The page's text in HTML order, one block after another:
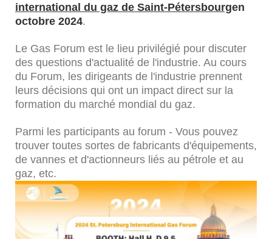
international du gaz de Saint-Pétersbourgen
octobre 2024.
Le Gas Forum est le lieu privilégié pour discuter
des questions d'actualité de l'industrie. Au cours
du Forum, les dirigeants de l'industrie prennent
leurs décisions qui ont un impact direct sur la
formation du marché mondial du gaz.
Parmi les participants au forum - Vous pouvez
trouver toutes sortes de fabricants d'équipements,
de vannes et d'actionneurs liés au pétrole et au
gaz, etc.